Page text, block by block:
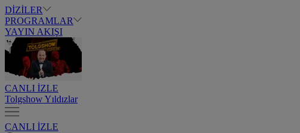
DİZİLER
PROGRAMLAR
YAYIN AKIŞI
CANLI İZLE
Tolgshow Yıldızlar
CANLI İZLE